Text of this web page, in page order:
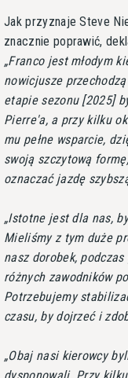
Jak przyznaje Steve
znacznie poprawić,
Franco jest młodym
nowicjusze
etapie sezonu [2025]
Pierre'a, a przy kilku
mu pełne wsparcie,
swoją szczytową
oznaczać jazdę
Istotne jest dla nas,
Mieliśmy z tym duże
nasz dorobek,
różnych zawodników
Potrzebujemy
czasu, by dojrzeć i
Obaj nasi kierowcy